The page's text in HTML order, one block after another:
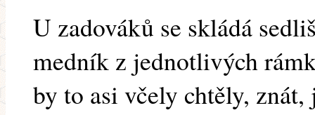
U zadováků se skládá
medník z jednotlivých
by to asi včely chtěly,